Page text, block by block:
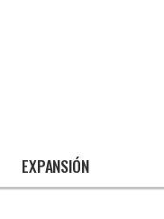
EXPANSIÓN